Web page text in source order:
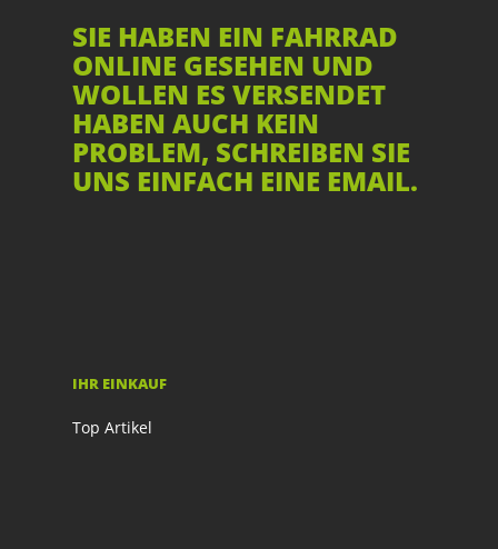
SIE HABEN EIN FAHRRAD
ONLINE GESEHEN UND
WOLLEN ES VERSENDET
HABEN AUCH KEIN
PROBLEM, SCHREIBEN SIE
UNS EINFACH EINE EMAIL.
IHR EINKAUF
Top Artikel